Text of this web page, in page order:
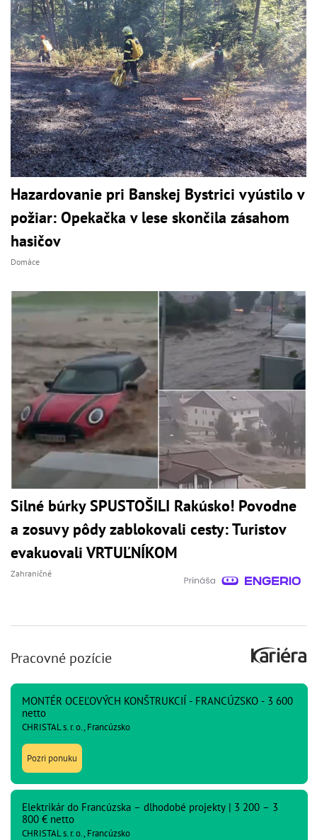
Hazardovanie pri Banskej Bystrici vyústilo v
požiar: Opekačka v lese skončila zásahom
hasičov
Domáce
Silné búrky SPUSTOŠILI Rakúsko! Povodne
a zosuvy pôdy zablokovali cesty: Turistov
evakuovali VRTUĽNÍKOM
Zahraničné
Pracovné pozície
MONTÉR OCEĽOVÝCH KONŠTRUKCIÍ - FRANCÚZSKO - 3 600
netto
CHRISTAL s. r. o., Francúzsko
Pozri ponuku
Elektrikár do Francúzska – dlhodobé projekty | 3 200 – 3
800 € netto
CHRISTAL s. r. o., Francúzsko